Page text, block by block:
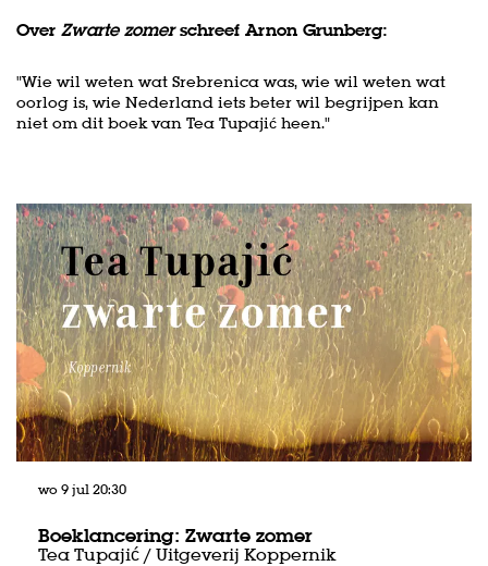
Over Zwarte zomerschreef Arnon Grunberg:
"Wie wil weten wat Srebrenica was, wie wil weten wat
oorlog is, wie Nederland iets beter wil begrijpen kan
niet om dit boek van Tea Tupajić heen."
Boeklancering: Zwarte zomer
Tea Tupajić / Uitgeverij Koppernik
wo 9 jul20:30